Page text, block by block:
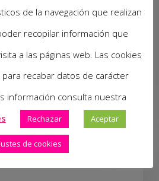
el Mejor
Pequeños
Sana.
de la navegación que realizan
recopilar información que
a las páginas web. Las cookies
recabar datos de carácter
información consulta nuestra
Rechazar Aceptar
de cookies